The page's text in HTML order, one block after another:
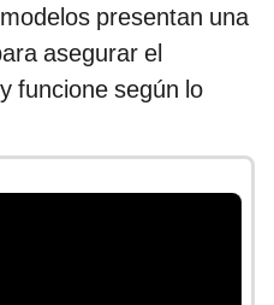
presentan una
asegurar el
funcione según lo